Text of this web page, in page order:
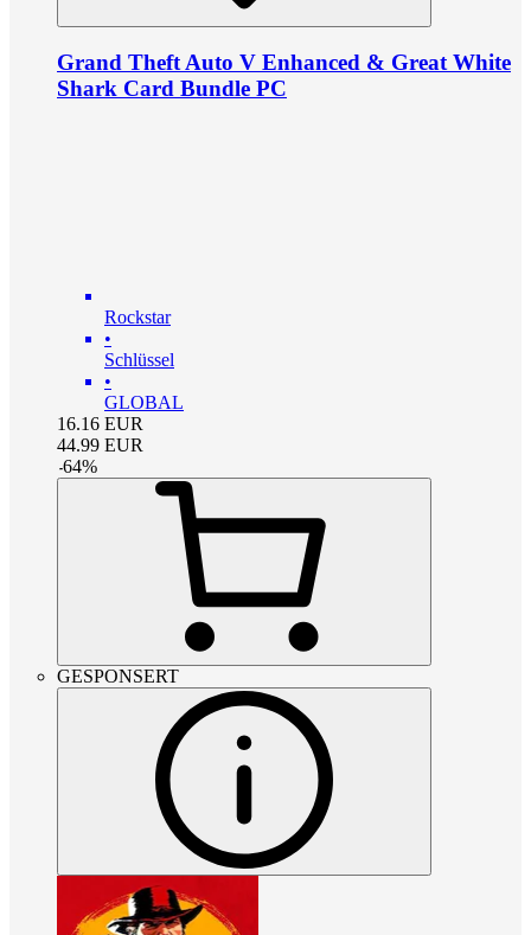
Grand Theft Auto V Enhanced & Great White
Shark Card Bundle PC
Rockstar
•
Schlüssel
•
GLOBAL
16.16 EUR
44.99 EUR
-64%
GESPONSERT